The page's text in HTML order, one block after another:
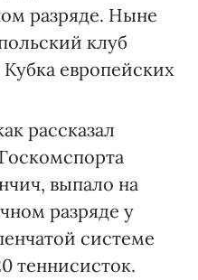
разряде. Ныне
клуб
европейских
рассказал
выпало на
разряде у
системе
теннисисток.